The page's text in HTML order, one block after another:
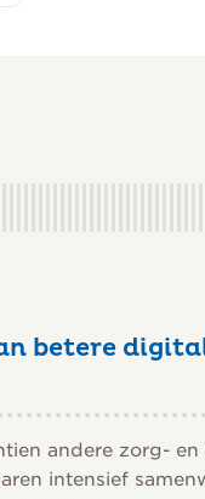
betere
andere zorg-
intensief